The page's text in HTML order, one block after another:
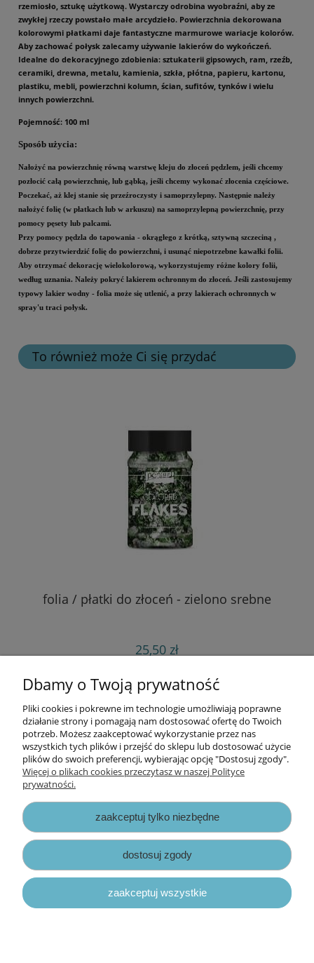
rzemiosło, sztukę użytkową. Wystarczy odrobina wyobraźni, aby ze
zwykłej rzeczy powstało małe arcydzieło. Powierzchnia dekorowana
kolorowymi płatkami daje fantastyczne marmurowe wariacje kolorów.
Aby zachować połysk zalecamy używanie lakierów do wykończeń.
Idealne do dekoracyjnego zdobienia: sztukaterii gipsowych, ram, rzeźb,
ceramiki, drewna, metalu, kamienia, szkła, płótna, papieru, kartonu,
plastiku, mebli, powierzchni kolumn, ścian, sufitów, tynków i wielu
innych powierzchni.
Pojemność: 100 ml
Sposób użycia:
Nałożyć na powierzchnię równą warstwę kleju do złoceń pędzlem, jeśli chcemy
pozłocić całą powierzchnię, lub gąbką, jeśli chcemy wykonać złocenia częściowe.
Poczekać, aż klej stanie się przeźroczysty i samoprzylepny. Następnie należy
nałożyć folię (w płatkach lub w arkuszu) na samoprzylepną powierzchnię, przy
pomocy pęsety lub palcami.
Przy pomocy pędzla do tapowania - okrągłego z krótką, sztywną szczeciną ,
dobrze przytwierdzić folię do powierzchni, i usunąć niepotrzebne kawałki folii.
Aby otrzymać dekorację wielokolorową, wykorzystujemy różne kolory folii,
według uznania. Należy pokryć lakierem ochronnym do złoceń. Jeśli zastosujemy
typowy lakier wodny - folia może się utlenić, a przy lakierach ochronnych w
spray'u traci połysk.
To również może Ci się przydać
folia / płatki do złoceń - zielono srebne
25,50 zł
do koszyka
Informacje
Opłaty i koszty dostawy
Zapisy prawne
Dbamy o Twoją prywatność
Pliki cookies i pokrewne im technologie umożliwiają poprawne
działanie strony i pomagają nam dostosować ofertę do Twoich
potrzeb. Możesz zaakceptować wykorzystanie przez nas
wszystkich tych plików i przejść do sklepu lub dostosować użycie
plików do swoich preferencji, wybierając opcję "Dostosuj zgody".
Więcej o plikach cookies przeczytasz w naszej Polityce
prywatności.
zaakceptuj tylko niezbędne
dostosuj zgody
zaakceptuj wszystkie